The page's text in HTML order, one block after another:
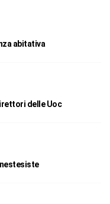
abitativa
delle Uoc